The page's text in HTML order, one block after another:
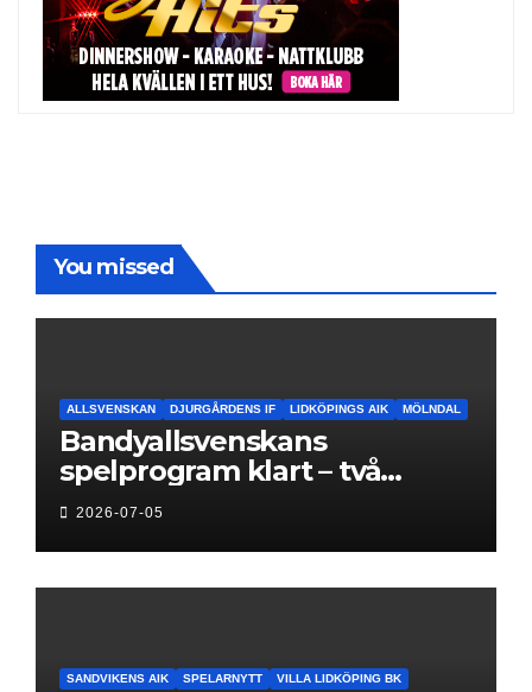
You missed
ALLSVENSKAN DJURGÅRDENS IF LIDKÖPINGS AIK MÖLNDAL
Bandyallsvenskans
spelprogram klart – två
föreningar jagar sin
elitseriesäsong
2026-07-05
SANDVIKENS AIK SPELARNYTT VILLA LIDKÖPING BK